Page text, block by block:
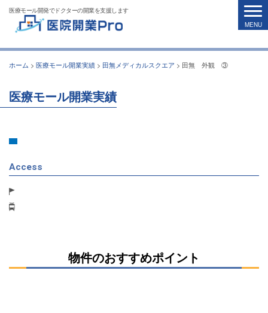
医療モール開発でドクターの開業を支援します
ホーム > 医療モール開業実績 > 田無メディカルスクエア > 田無 外観 ③
医療モール開業実績
Access
物件のおすすめポイント